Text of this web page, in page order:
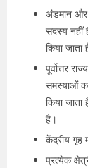
अंडमान और
सदस्य नहीं
किया जाता
पूर्वोत्तर
समस्याओं का
किया जाता
है।
केंद्रीय गृह
प्रत्येक